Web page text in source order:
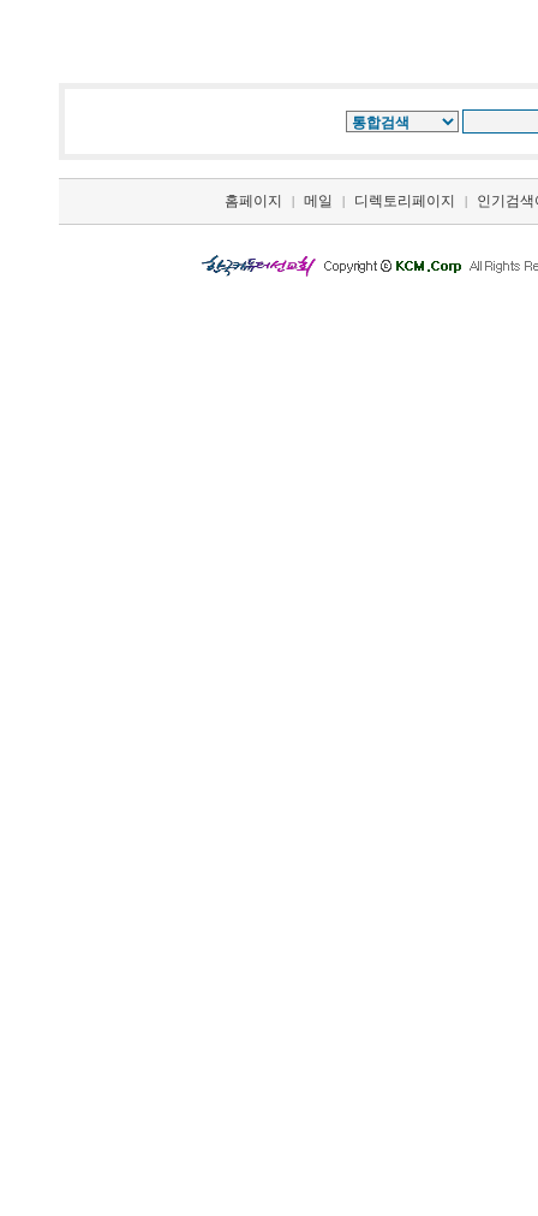
홈페이지 | 메일 | 디렉토리페이지 | 인기검색